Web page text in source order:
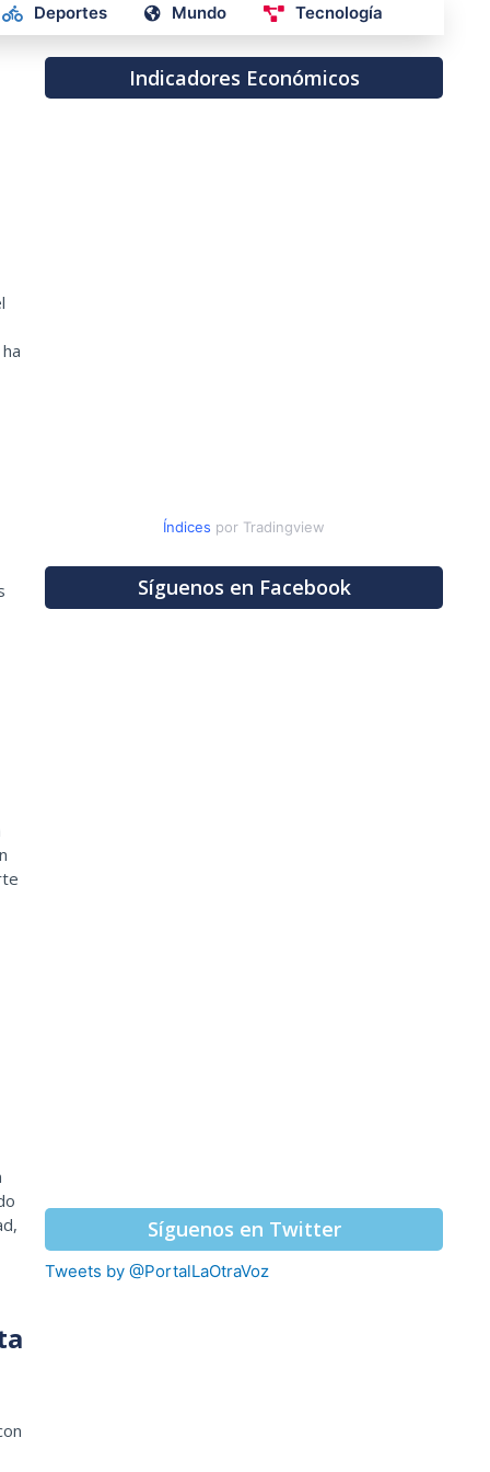
Deportes Mundo Tecnología
Indicadores Económicos
Índices por Tradingview
Síguenos en Facebook
Síguenos en Twitter
Tweets by @PortalLaOtraVoz